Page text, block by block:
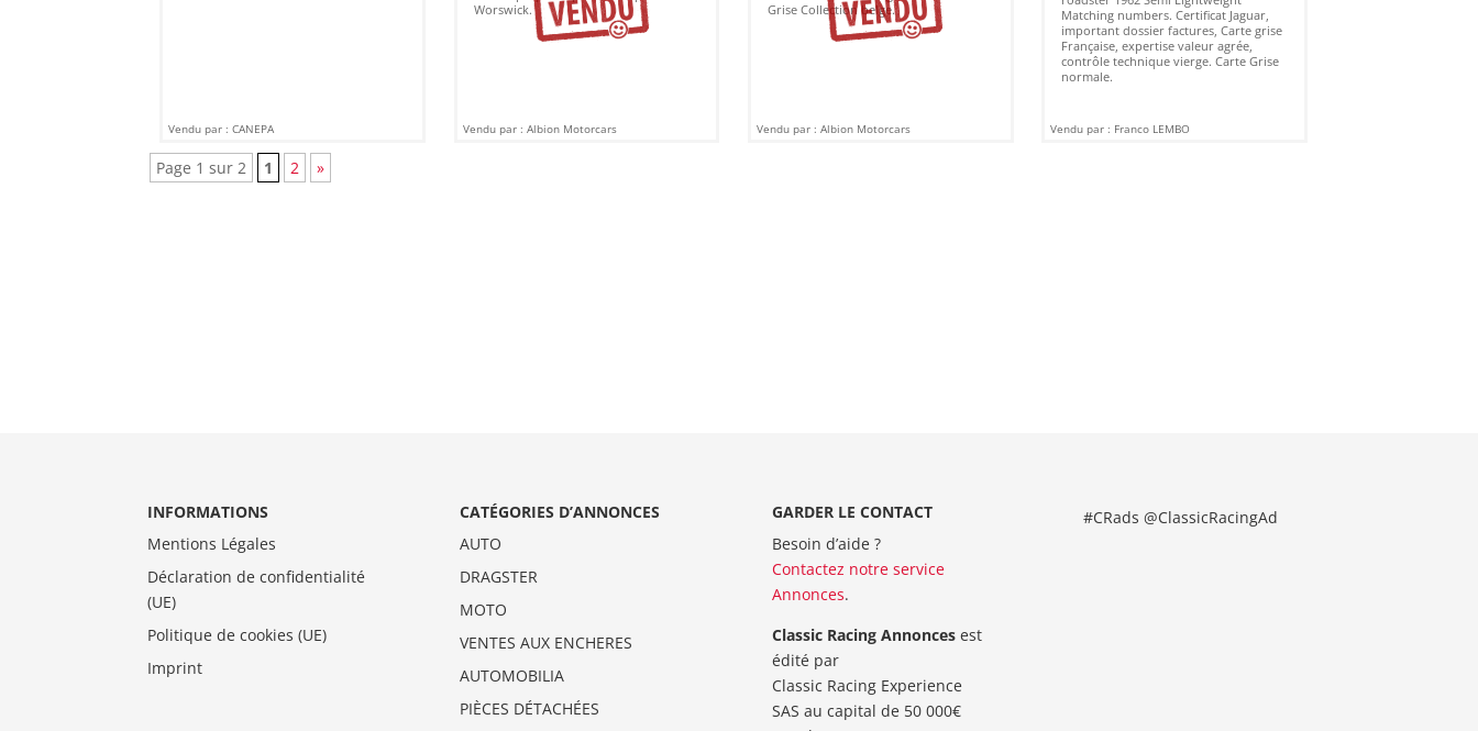
Vendu par : CANEPA
Worswick.
Vendu par : Albion Motorcars
Grise Collection belge.
Vendu par : Albion Motorcars
Matching numbers. Certificat Jaguar,
important dossier factures, Carte grise
Française, expertise valeur agrée,
contrôle technique vierge. Carte Grise
normale.
Vendu par : Franco LEMBO
Page 1 sur 2 1 2 »
INFORMATIONS
Mentions Légales
Déclaration de confidentialité
(UE)
Politique de cookies (UE)
Imprint
CATÉGORIES D’ANNONCES
AUTO
DRAGSTER
MOTO
VENTES AUX ENCHERES
AUTOMOBILIA
PIÈCES DÉTACHÉES
GARDER LE CONTACT
Besoin d’aide ?
Contactez notre service
Annonces.
Classic Racing Annoncesest
édité par
Classic Racing Experience
SAS au capital de 50 000€
#CRads @ClassicRacingAd